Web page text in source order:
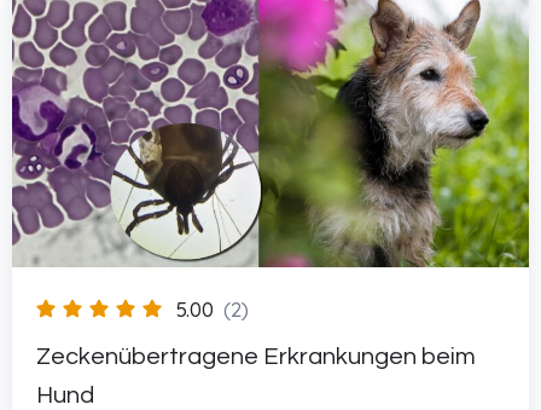
5.00 (2)
Zeckenübertragene Erkrankungen beim
Hund